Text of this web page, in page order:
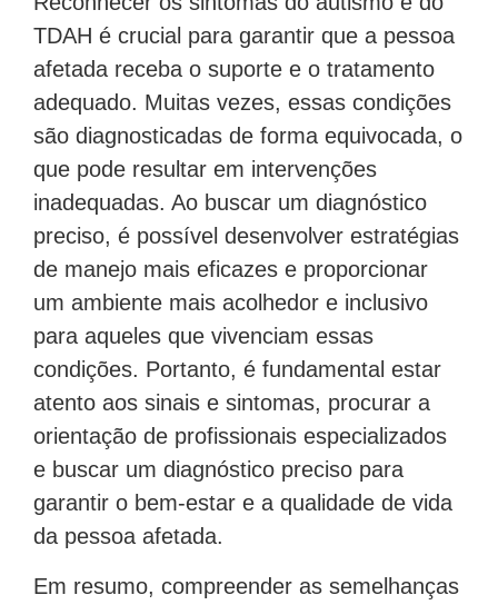
TDAH é crucial para garantir que a pessoa
afetada receba o suporte e o tratamento
adequado. Muitas vezes, essas condições
são diagnosticadas de forma equivocada, o
que pode resultar em intervenções
inadequadas. Ao buscar um diagnóstico
preciso, é possível desenvolver estratégias
de manejo mais eficazes e proporcionar
um ambiente mais acolhedor e inclusivo
para aqueles que vivenciam essas
condições. Portanto, é fundamental estar
atento aos sinais e sintomas, procurar a
orientação de profissionais especializados
e buscar um diagnóstico preciso para
garantir o bem-estar e a qualidade de vida
da pessoa afetada.
Em resumo, compreender as semelhanças